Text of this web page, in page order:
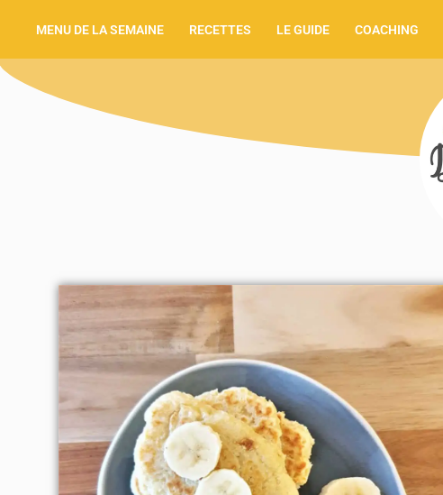
MENU DE LA SEMAINE RECETTES LE GUIDE COACHING